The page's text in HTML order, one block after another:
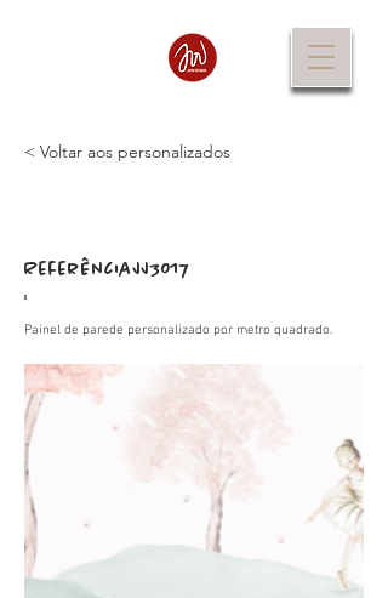
< Voltar aos personalizados
Referência
:
JJ3017
Painel de parede personalizado por metro quadrado.